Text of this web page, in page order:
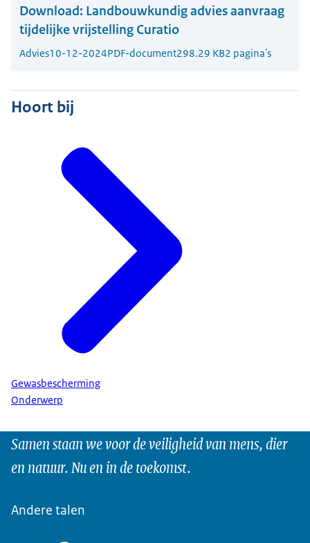
Download: Landbouwkundig advies aanvraag
tijdelijke vrijstelling Curatio
Advies10-12-2024PDF-document298.29 KB2 pagina's
Hoort bij
Gewasbescherming
Onderwerp
Samen staan we voor de veiligheid van mens, dier
en natuur. Nu en in de toekomst.
Andere talen